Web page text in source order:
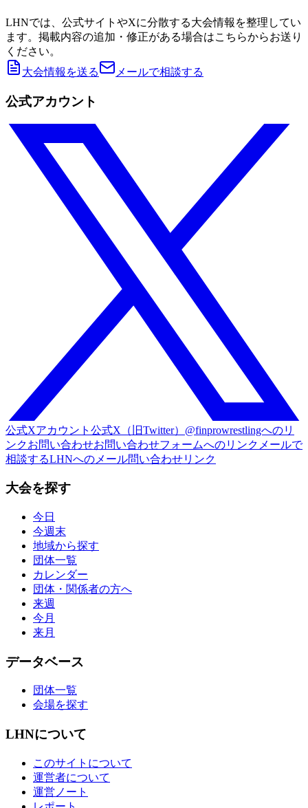
LHNでは、公式サイトやXに分散する大会情報を整理してい
ます。掲載内容の追加・修正がある場合はこちらからお送り
ください。
大会情報を送る
メールで相談する
公式アカウント
公式Xアカウント 公式X（旧Twitter）@finprowrestlingへのリ
ンクお問い合わせお問い合わせフォームへのリンク メールで
相談するLHNへのメール問い合わせリンク
大会を探す
今日
今週末
地域から探す
団体一覧
カレンダー
団体・関係者の方へ
来週
今月
来月
データベース
団体一覧
会場を探す
LHNについて
このサイトについて
運営者について
運営ノート